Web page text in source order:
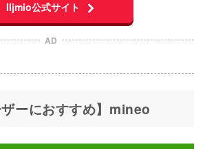
IIjmio公式サイト
AD
ザーにおすすめ】mineo